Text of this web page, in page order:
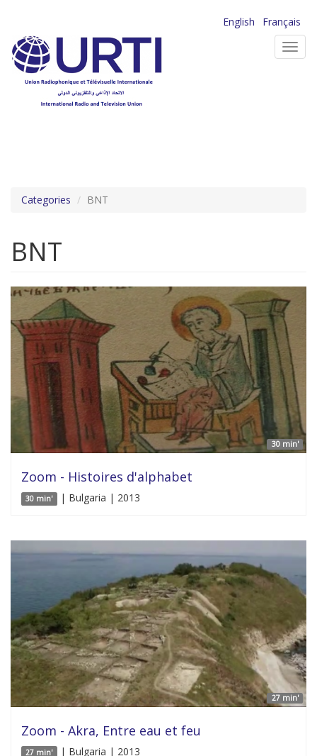
contenu
principal
English
Français
Categories BNT
BNT
30 min'
Zoom - Histoires d'alphabet
30 min' | Bulgaria | 2013
27 min'
Zoom - Akra, Entre eau et feu
27 min' | Bulgaria | 2013